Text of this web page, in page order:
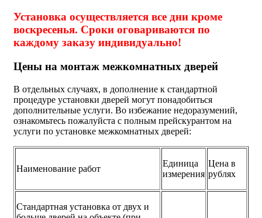
Установка осуществляется все дни кроме
воскресенья. Сроки оговариваются по
каждому заказу индивидуально!
Цены на монтаж межкомнатных дверей
В отдельных случаях, в дополнение к стандартной
процедуре установки дверей могут понадобиться
дополнительные услуги. Во избежание недоразумений,
ознакомьтесь пожалуйста с полным прейскурантом на
услуги по установке межкомнатных дверей:
Наименование работ
Единица
измерения
Цена в
рублях
Стандартная установка от двух и